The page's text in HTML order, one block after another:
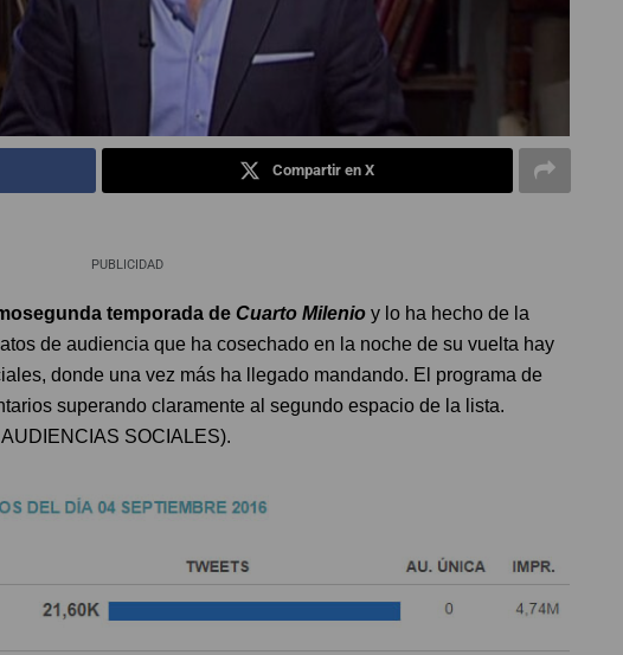
Compartir en X
PUBLICIDAD
temporada de Cuarto Milenio y lo ha hecho de la
de audiencia que ha cosechado en la noche de su vuelta hay
donde una vez más ha llegado mandando. El programa de
superando claramente al segundo espacio de la lista.
SOCIALES).